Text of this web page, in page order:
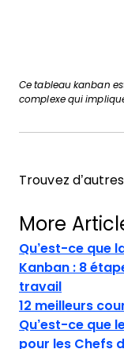
Ce tableau kanban
complexe qui
Trouvez d’autres
More
Qu’est-ce que
Kanban : 8
travail
12 meilleurs
Qu’est-ce que
pour les Chefs